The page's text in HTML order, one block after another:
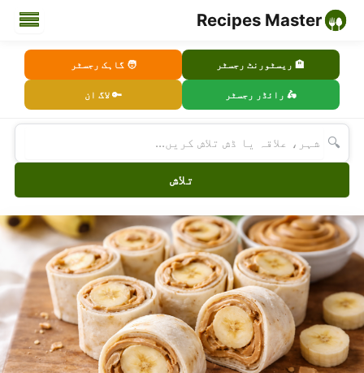
Recipes Master
🏨 ریسٹورنٹ رجسٹر 🧑 گاہک رجسٹر
🛵 رائڈر رجسٹر 🔑 لاگ ان
🔍
تلاش